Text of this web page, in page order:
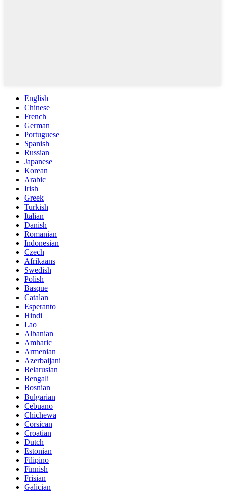
English
Chinese
French
German
Portuguese
Spanish
Russian
Japanese
Korean
Arabic
Irish
Greek
Turkish
Italian
Danish
Romanian
Indonesian
Czech
Afrikaans
Swedish
Polish
Basque
Catalan
Esperanto
Hindi
Lao
Albanian
Amharic
Armenian
Azerbaijani
Belarusian
Bengali
Bosnian
Bulgarian
Cebuano
Chichewa
Corsican
Croatian
Dutch
Estonian
Filipino
Finnish
Frisian
Galician